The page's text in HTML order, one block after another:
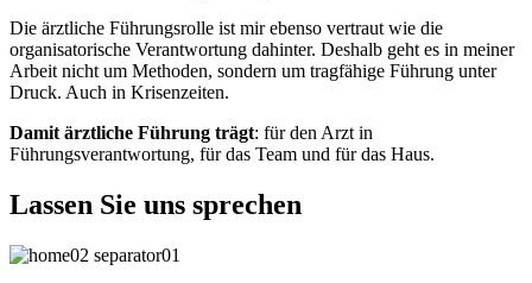
Die ärztliche Führungsrolle ist mir ebenso vertraut wie die
organisatorische Verantwortung dahinter. Deshalb geht es in meiner
Arbeit nicht um Methoden, sondern um tragfähige Führung unter
Druck. Auch in Krisenzeiten.
Damit ärztliche Führung trägt: für den Arzt in
Führungsverantwortung, für das Team und für das Haus.
Lassen Sie uns sprechen